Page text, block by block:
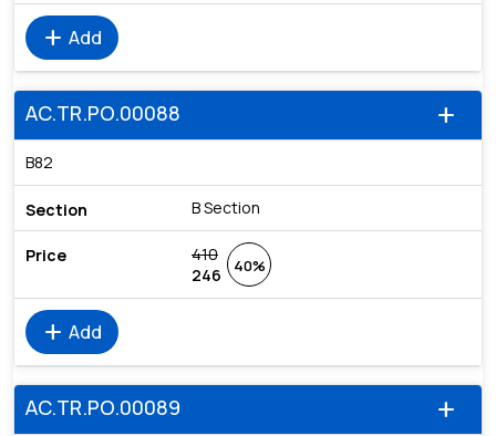
add Add
add
AC.TR.PO.00088
B82
B Section
410
246
40%
add Add
add
AC.TR.PO.00089